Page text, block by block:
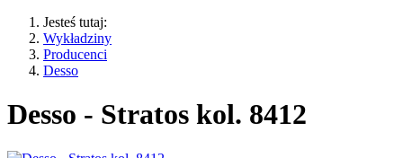
Jesteś tutaj:
Wykładziny
Producenci
Desso
Desso - Stratos kol. 8412